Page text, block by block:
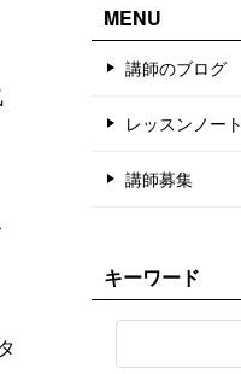
MENU
講師のブログ
レッスンノート
講師募集
キーワード